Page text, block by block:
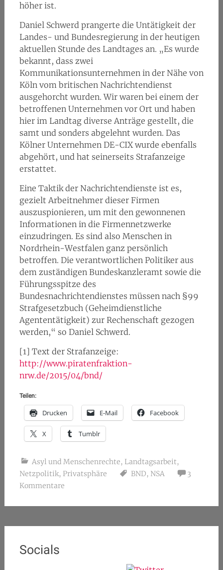
höher ist.
Daniel Schwerd prangerte die Untätigkeit der
Landes- und Bundesregierung in der heutigen
aktuellen Stunde des Landtages an. „Es wurde
bekannt, dass zwei
Kommunikationsunternehmen in der Nähe von
Köln vom britischen Nachrichtendienst
ausgehorcht wurden. Wir waren bei einem der
betroffenen Unternehmen vor Ort und haben
hier im Landtag diverse Anträge gestellt, die
samt und sonders abgelehnt wurden. Das
Kölner Unternehmen DE-CIX wurde ebenfalls
abgehört, und hat seinerseits Strafanzeige
erstattet.
Eine Taktik der Nachrichtendienste ist es,
gezielt Arbeitnehmer dieser Firmen
auszuspionieren, um mit den gewonnenen
Informationen in die Firmennetzwerke
einzudringen. Es sind also Menschen in
Nordrhein-Westfalen ganz persönlich
betroffen. Die verantwortlichen Politiker aus
dem zuständigen Bundeskanzleramt sowie die
Führungsspitze des
Bundesnachrichtendienstes müssen nach §99
Strafgesetzbuch (Geheimdienstliche
Agententätigkeit) zur Rechenschaft gezogen
werden,“ so Daniel Schwerd.
[1] Text der Strafanzeige:
http://www.piratenfraktion-
nrw.de/2015/04/bnd/
Teilen:
Drucken E-Mail Facebook
X Tumblr
Asyl und Menschenrechte, Landtagsarbeit,
Netzpolitik, Privatsphäre BND, NSA
3
Kommentare
Socials